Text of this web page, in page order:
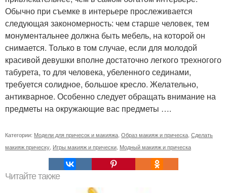
Обычно при съемке в интерьере прослеживается
следующая закономерность: чем старше человек, тем
монументальнее должна быть мебель, на которой он
снимается. Только в том случае, если для молодой
красивой девушки вполне достаточно легкого трехногого
табурета, то для человека, убеленного сединами,
требуется солидное, большое кресло. Желательно,
антикварное. Особенно следует обращать внимание на
предметы на окружающие вас предметы ….
Категории: Модели для причесок и макияжа Образ макияж и прическа Сделать
макияж прическу Игры макияж и прически Модный макияж и прическа
Читайте также